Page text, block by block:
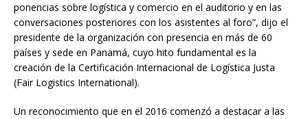
ponencias sobre logística y comercio en el auditorio y en las
conversaciones posteriores con los asistentes al foro”, dijo el
presidente de la organización con presencia en más de 60
países y sede en Panamá, cuyo hito fundamental es la
creación de la Certificación Internacional de Logística Justa
(Fair Logistics International).
Un reconocimiento que en el 2016 comenzó a destacar a las